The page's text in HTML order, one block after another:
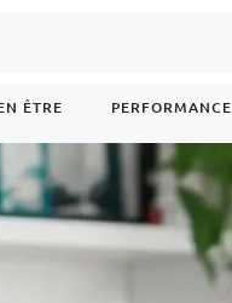
ÊTRE PERFORMANCE